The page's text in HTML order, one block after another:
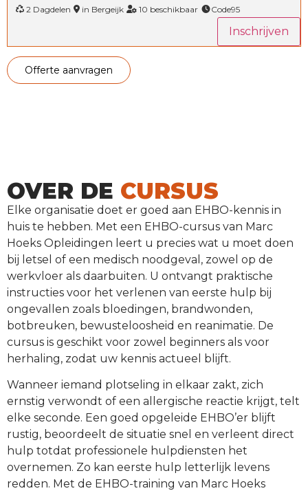
2 Dagdelen in Bergeijk 10 beschikbaar Code95
Inschrijven
offerte aanvragen
OVER DE CURSUS
Elke organisatie doet er goed aan EHBO-kennis in
huis te hebben. Met een EHBO-cursus van Marc
Hoeks Opleidingen leert u precies wat u moet doen
bij letsel of een medisch noodgeval, zowel op de
werkvloer als daarbuiten. U ontvangt praktische
instructies voor het verlenen van eerste hulp bij
ongevallen zoals bloedingen, brandwonden,
botbreuken, bewusteloosheid en reanimatie. De
cursus is geschikt voor zowel beginners als voor
herhaling, zodat uw kennis actueel blijft.
Wanneer iemand plotseling in elkaar zakt, zich
ernstig verwondt of een allergische reactie krijgt, telt
elke seconde. Een goed opgeleide EHBO’er blijft
rustig, beoordeelt de situatie snel en verleent direct
hulp totdat professionele hulpdiensten het
overnemen. Zo kan eerste hulp letterlijk levens
redden. Met de EHBO-training van Marc Hoeks